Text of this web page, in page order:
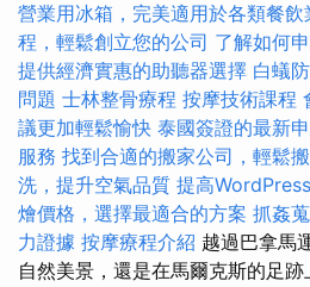
營業用冰箱，完美適用於各類餐飲
程，輕鬆創立您的公司 了解如何
提供經濟實惠的助聽器選擇 白蟻
問題 士林整骨療程 按摩技術課程
議更加輕鬆愉快 泰國簽證的最新
服務 找到合適的搬家公司，輕鬆
洗，提升空氣品質 提高
燴價格，選擇最適合的方案 抓姦
力證據 按摩療程介紹 越過巴拿馬
自然美景，還是在馬爾克斯的足跡